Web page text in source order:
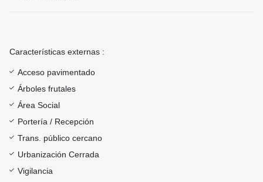
Características externas :
Acceso pavimentado
Árboles frutales
Área Social
Portería / Recepción
Trans. público cercano
Urbanización Cerrada
Vigilancia